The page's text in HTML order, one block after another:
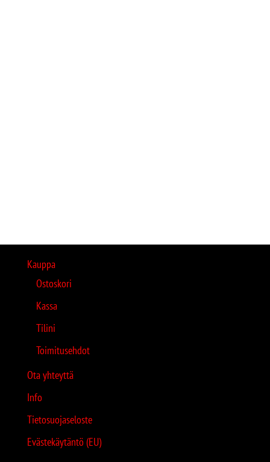
Kauppa
Ostoskori
Kassa
Tilini
Toimitusehdot
Ota yhteyttä
Info
Tietosuojaseloste
Evästekäytäntö (EU)